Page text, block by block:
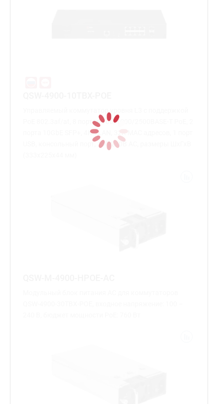
PoE 802.3af/at, 8 портов 100/1000/2500BASE-T PoE, 2
порта 10GbE SFP+, 4K VLAN, 32K MAC адресов, 1 порт
USB, консольный порт, 100-240В AC, размеры ШхГхВ